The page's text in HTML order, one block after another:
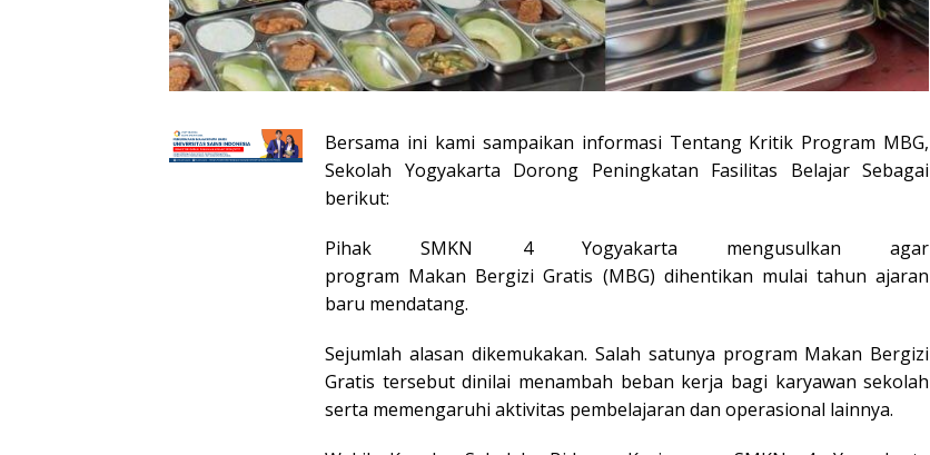
Bersama ini kami sampaikan informasi Tentang Kritik Program MBG,
Sekolah Yogyakarta Dorong Peningkatan Fasilitas Belajar Sebagai
berikut:
Pihak SMKN 4 Yogyakarta mengusulkan agar
program Makan Bergizi Gratis (MBG) dihentikan mulai tahun ajaran
baru mendatang.
Sejumlah alasan dikemukakan. Salah satunya program Makan Bergizi
Gratis tersebut dinilai menambah beban kerja bagi karyawan sekolah
serta memengaruhi aktivitas pembelajaran dan operasional lainnya.